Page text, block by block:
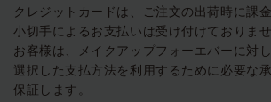
クレジットカードは、ご注文の出荷時に課金
小切手によるお支払いは受け付けておりませ
お客様は、メイクアップフォーエバーに対
選択した支払方法を利用するために必要な
保証します。